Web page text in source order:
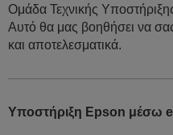
Ομάδα Τεχνικής
Αυτό θα μας βοηθήσει να
και αποτελεσματικά.
Υποστήριξη Epson μέσω